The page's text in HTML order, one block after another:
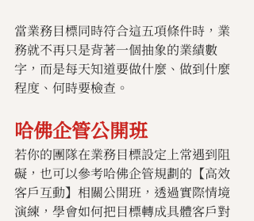
當業務目標同時符合這五項條件時，業
務就不再只是背著一個抽象的業績數
字，而是每天知道要做什麼、做到什麼
程度、何時要檢查。
哈佛企管公開班
若你的團隊在業務目標設定上常遇到阻
礙，也可以參考哈佛企管規劃的【高效
客戶互動】相關公開班，透過實際情境
演練，學會如何把目標轉成具體客戶對